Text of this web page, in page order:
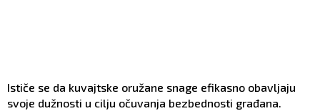
Ističe se da kuvajtske oružane snage efikasno obavljaju
svoje dužnosti u cilju očuvanja bezbednosti građana.